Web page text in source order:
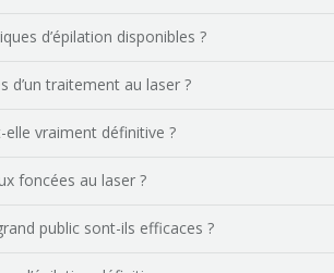
d’épilation disponibles ?
d’un traitement au laser ?
vraiment définitive ?
foncées au laser ?
public sont-ils efficaces ?